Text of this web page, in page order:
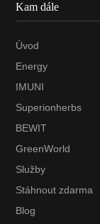
Kam dále
Úvod
Energy
IMUNI
Superionherbs
BEWIT
GreenWorld
Služby
Stáhnout zdarma
Blog